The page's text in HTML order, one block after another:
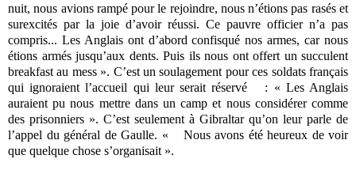
nuit, nous avions rampé pour le rejoindre, nous n’étions pas rasés et
surexcités par la joie d’avoir réussi. Ce pauvre officier n’a pas
compris... Les Anglais ont d’abord confisqué nos armes, car nous
étions armés jusqu’aux dents. Puis ils nous ont offert un succulent
breakfast au mess ». C’est un soulagement pour ces soldats français
qui ignoraient l’accueil qui leur serait réservé : « Les Anglais
auraient pu nous mettre dans un camp et nous considérer comme
des prisonniers ». C’est seulement à Gibraltar qu’on leur parle de
l’appel du général de Gaulle. « Nous avons été heureux de voir
que quelque chose s’organisait ».